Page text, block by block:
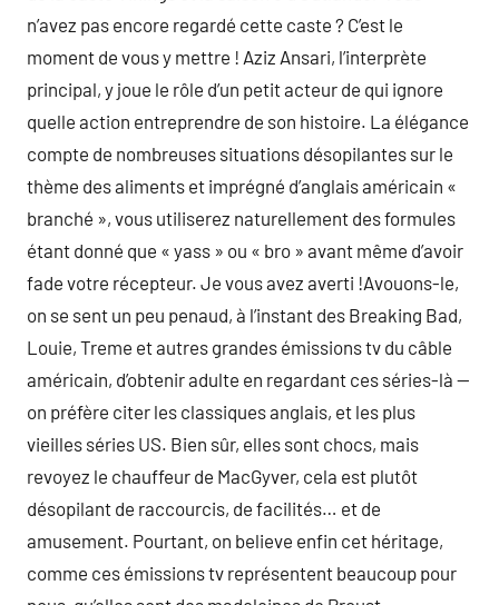
n’avez pas encore regardé cette caste ? C’est le
moment de vous y mettre ! Aziz Ansari, l’interprète
principal, y joue le rôle d’un petit acteur de qui ignore
quelle action entreprendre de son histoire. La élégance
compte de nombreuses situations désopilantes sur le
thème des aliments et imprégné d’anglais américain «
branché », vous utiliserez naturellement des formules
étant donné que « yass » ou « bro » avant même d’avoir
fade votre récepteur. Je vous avez averti !Avouons-le,
on se sent un peu penaud, à l’instant des Breaking Bad,
Louie, Treme et autres grandes émissions tv du câble
américain, d’obtenir adulte en regardant ces séries-là —
on préfère citer les classiques anglais, et les plus
vieilles séries US. Bien sûr, elles sont chocs, mais
revoyez le chauffeur de MacGyver, cela est plutôt
désopilant de raccourcis, de facilités… et de
amusement. Pourtant, on believe enfin cet héritage,
comme ces émissions tv représentent beaucoup pour